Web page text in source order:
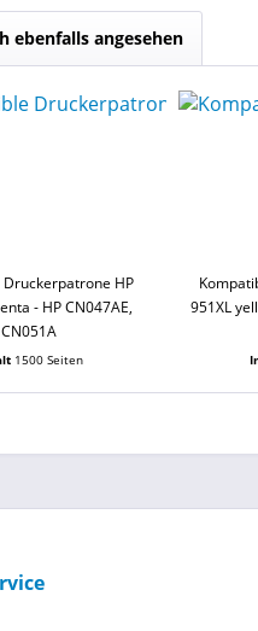
ebenfalls angesehen
HP
- HP CN047AE,
CN051A
1500 Seiten
951XL